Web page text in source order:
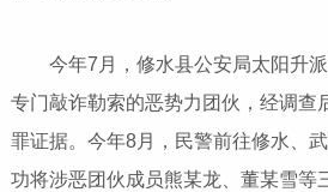
今年7月，修水县公安局太阳升派
专门敲诈勒索的恶势力团伙，经调查
罪证据。今年8月，民警前往修水、
功将涉恶团伙成员熊某龙、董某雪等